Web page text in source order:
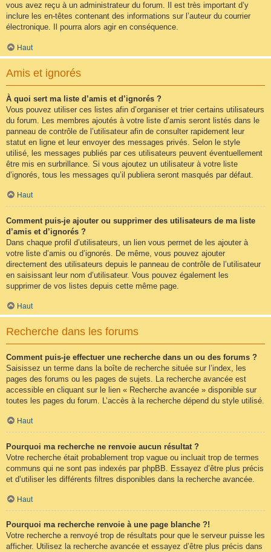
vous avez reçu à un administrateur du forum. Il est très important d’y
inclure les en-têtes contenant des informations sur l’auteur du courrier
électronique. Il pourra alors agir en conséquence.
Haut
Amis et ignorés
À quoi sert ma liste d’amis et d’ignorés ?
Vous pouvez utiliser ces listes afin d’organiser et trier certains utilisateurs
du forum. Les membres ajoutés à votre liste d’amis seront listés dans le
panneau de contrôle de l’utilisateur afin de consulter rapidement leur
statut en ligne et leur envoyer des messages privés. Selon le style
utilisé, les messages publiés par ces utilisateurs peuvent éventuellement
être mis en surbrillance. Si vous ajoutez un utilisateur à votre liste
d’ignorés, tous les messages qu’il publiera seront masqués par défaut.
Haut
Comment puis-je ajouter ou supprimer des utilisateurs de ma liste
d’amis et d’ignorés ?
Dans chaque profil d’utilisateurs, un lien vous permet de les ajouter à
votre liste d’amis ou d’ignorés. De même, vous pouvez ajouter
directement des utilisateurs depuis le panneau de contrôle de l’utilisateur
en saisissant leur nom d’utilisateur. Vous pouvez également les
supprimer de vos listes depuis cette même page.
Haut
Recherche dans les forums
Comment puis-je effectuer une recherche dans un ou des forums ?
Saisissez un terme dans la boîte de recherche située sur l’index, les
pages des forums ou les pages de sujets. La recherche avancée est
accessible en cliquant sur le lien « Recherche avancée » disponible sur
toutes les pages du forum. L’accès à la recherche dépend du style utilisé.
Haut
Pourquoi ma recherche ne renvoie aucun résultat ?
Votre recherche était probablement trop vague ou incluait trop de termes
communs qui ne sont pas indexés par phpBB. Essayez d’être plus précis
et d’utiliser les différents filtres disponibles dans la recherche avancée.
Haut
Pourquoi ma recherche renvoie à une page blanche ?!
Votre recherche a renvoyé trop de résultats pour que le serveur puisse les
afficher. Utilisez la recherche avancée et essayez d’être plus précis dans